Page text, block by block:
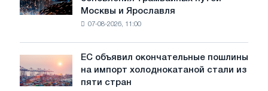
задач
БМК
произвели
трамвайных
путей
Москвы и Ярославля
07-08-2026, 11:00
объявил
окончательные
ЕС объявил окончательные пошлины
на импорт холоднокатаной стали из
пяти стран